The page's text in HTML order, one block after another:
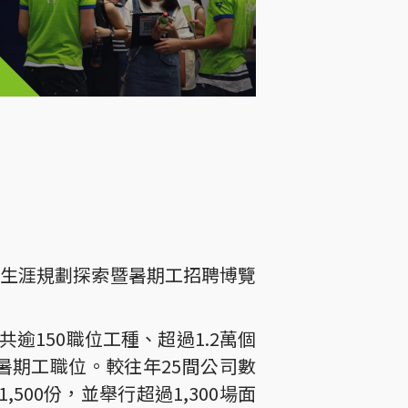
涯規劃探索暨暑期工招聘博覽
逾150職位工種、超過1.2萬個
期工職位。較往年25間公司數
份，並舉行超過1,300場面